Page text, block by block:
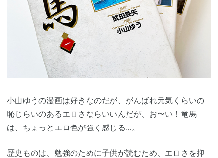
小山ゆうの漫画は好きなのだが、がんばれ元気くらいの
恥じらいのあるエロさならいいんだが、お〜い！竜馬
は、ちょっとエロ色が強く感じる...。
歴史ものは、勉強のために子供が読むため、エロさを抑